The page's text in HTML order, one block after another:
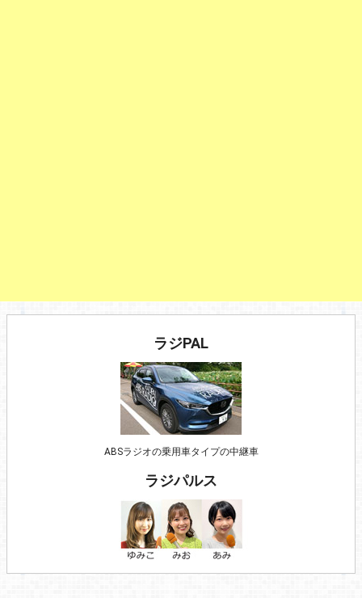
ラジPAL
ABSラジオの乗用車タイプの中継車
ラジパルス